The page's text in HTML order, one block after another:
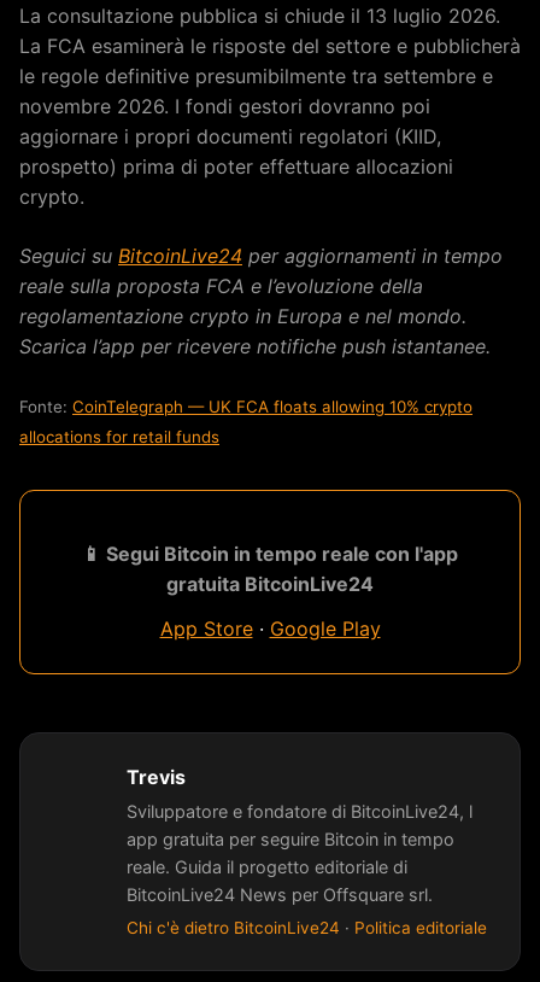
La consultazione pubblica si chiude il 13 luglio 2026.
La FCA esaminerà le risposte del settore e pubblicherà
le regole definitive presumibilmente tra settembre e
novembre 2026. I fondi gestori dovranno poi
aggiornare i propri documenti regolatori (KIID,
prospetto) prima di poter effettuare allocazioni
crypto.
Seguici su BitcoinLive24 per aggiornamenti in tempo
reale sulla proposta FCA e l’evoluzione della
regolamentazione crypto in Europa e nel mondo.
Scarica l’app per ricevere notifiche push istantanee.
Fonte: CoinTelegraph — UK FCA floats allowing 10% crypto
allocations for retail funds
📱 Segui Bitcoin in tempo reale con l'app
gratuita BitcoinLive24
App Store· Google Play
Trevis
Sviluppatore e fondatore di BitcoinLive24, l
app gratuita per seguire Bitcoin in tempo
reale. Guida il progetto editoriale di
BitcoinLive24 News per Offsquare srl.
Chi c'è dietro BitcoinLive24 · Politica editoriale